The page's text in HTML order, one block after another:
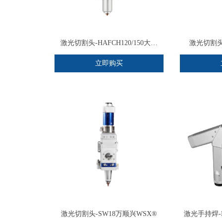
激光切割头-HAFCH120/150大族
Han`s®
立即购买
激光切割
激光切割头-SW18万顺兴WSX® 激光手持焊